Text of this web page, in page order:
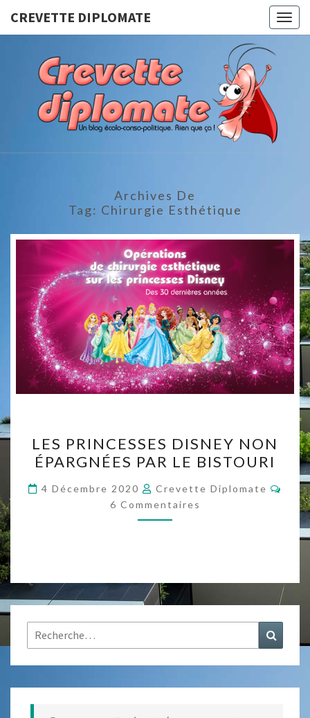
CREVETTE DIPLOMATE
Un Blog
Écolo-
Conso-
Politique.
Archives De
Tag: Chirurgie Esthétique
PRINCESSES
DISNEY
NON
ÉPARGNÉES
PAR
LES PRINCESSES DISNEY NON
ÉPARGNÉES PAR LE BISTOURI
4 Décembre 2020 Crevette Diplomate
6 Commentaires
Rechercher :